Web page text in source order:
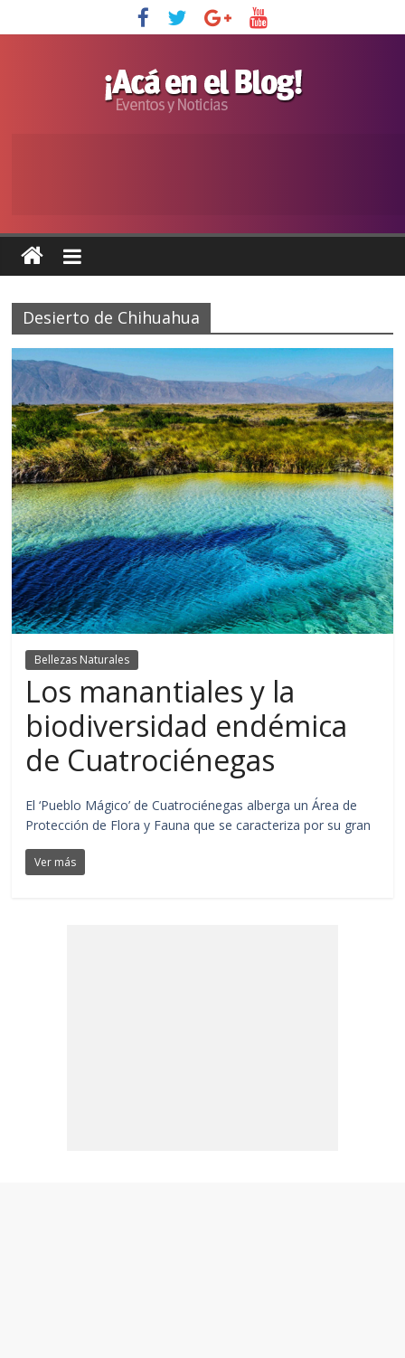
Desierto de Chihuahua
Bellezas Naturales
Los manantiales y la
biodiversidad endémica
de Cuatrociénegas
El ‘Pueblo Mágico’ de Cuatrociénegas alberga un Área de
Protección de Flora y Fauna que se caracteriza por su gran
Ver más